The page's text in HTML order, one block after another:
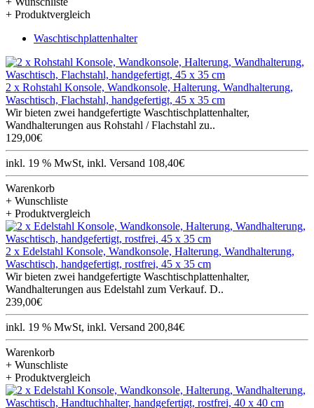
+ Produktvergleich
Waschtischplattenhalter
2 x Rohstahl Konsole, Wandkonsole, Halterung, Wandhalterung,
Waschtisch, Flachstahl, handgefertigt, 45 x 35 cm
Wir bieten zwei handgefertigte Waschtischplattenhalter,
Wandhalterungen aus Rohstahl / Flachstahl zu..
129,00€
inkl. 19 % MwSt, inkl. Versand 108,40€
Warenkorb
+ Wunschliste
+ Produktvergleich
2 x Edelstahl Konsole, Wandkonsole, Halterung, Wandhalterung,
Waschtisch, handgefertigt, rostfrei, 45 x 35 cm
Wir bieten zwei handgefertigte Waschtischplattenhalter,
Wandhalterungen aus Edelstahl zum Verkauf. D..
239,00€
inkl. 19 % MwSt, inkl. Versand 200,84€
Warenkorb
+ Wunschliste
+ Produktvergleich